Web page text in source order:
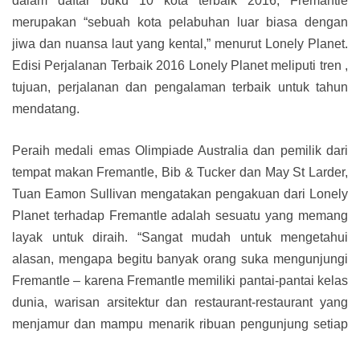
merupakan “sebuah kota pelabuhan luar biasa dengan
jiwa dan nuansa laut yang kental,” menurut Lonely Planet.
Edisi Perjalanan Terbaik 2016 Lonely Planet meliputi tren ,
tujuan, perjalanan dan pengalaman terbaik untuk tahun
mendatang.
Peraih medali emas Olimpiade Australia dan pemilik dari
tempat makan Fremantle, Bib & Tucker dan May St Larder,
Tuan Eamon Sullivan mengatakan pengakuan dari Lonely
Planet terhadap Fremantle adalah sesuatu yang memang
layak untuk diraih. “Sangat mudah untuk mengetahui
alasan, mengapa begitu banyak orang suka mengunjungi
Fremantle – karena Fremantle memiliki pantai-pantai kelas
dunia, warisan arsitektur dan restaurant-restaurant yang
menjamur dan mampu menarik ribuan pengunjung setiap